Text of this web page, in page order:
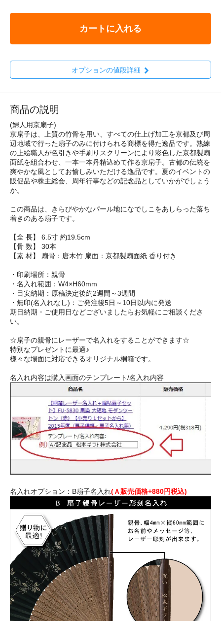
カートに入れる
オプションの値段詳細
商品の説明
(婦人用京扇子)
京扇子は、上質の竹骨を用い、すべての仕上げ加工を京都及び周
辺地域で行った扇子のみに付けられる商標を得た逸品です。熟練
の上絵職人が色引きや手刷りスクリーンにより彩色した京都製扇
面紙を組合わせ、一本一本丹精込めて作る京扇子。古都の伝統を
爽やかな風としてお愉しみいただける逸品です。夏のイベントの
販促品や株主総会、周年行事などの記念品としていかがでしょう
か。
この商品は、きらびやかなパール地になでしこをあしらった落ち
着きのある扇子です。
【全 長】 6.5寸 約19.5cm
【骨 数】 30本
【素 材】 扇骨：唐木竹 扇面：京都製扇面紙 香り付き
・印刷場所：親骨
・名入れ範囲：W4×H60mm
・目安納期：原稿決定後約2週間～3週間
・無印(名入れなし)：ご発注後5日～10日以内に発送
期日納期・ご使用日などございましたらお気軽にご相談くださ
い。
☆扇子の親骨にレーザーで名入れをすることができます☆
特別なプレゼントに最適♪
様々な場面に対応できるオリジナル桐箱です。
名入れ内容は購入画面のテンプレート/名入れ内容
名入れオプション：B扇子名入れ(Ａ販売価格+880円税込)